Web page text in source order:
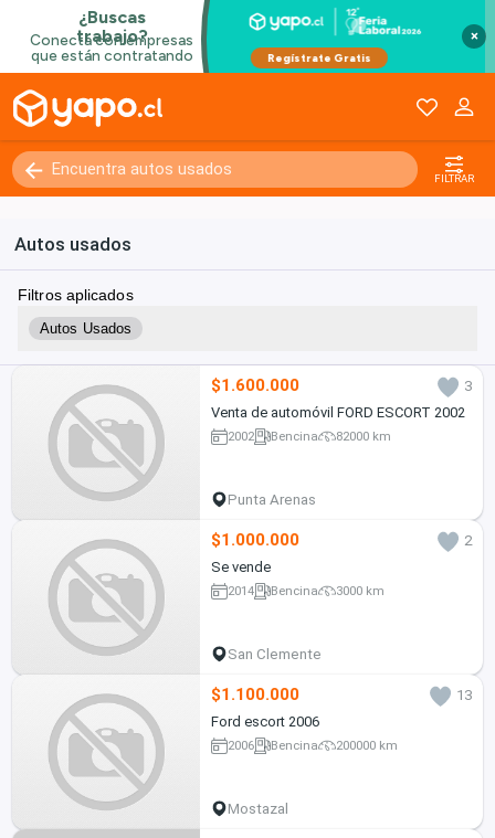
×
FILTRAR
Autos usados
Filtros aplicados
Autos Usados
$1.600.000
3
Venta de automóvil FORD ESCORT 2002
2002 Bencina 82000 km
Punta Arenas
$1.000.000
2
Se vende
2014 Bencina 3000 km
San Clemente
$1.100.000
13
Ford escort 2006
2006 Bencina 200000 km
Mostazal